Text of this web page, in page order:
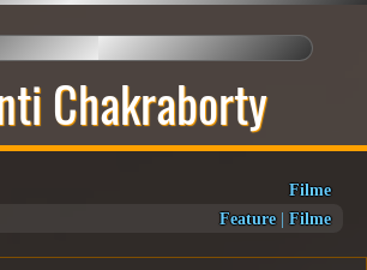
Chakraborty
Filme
Feature| Filme